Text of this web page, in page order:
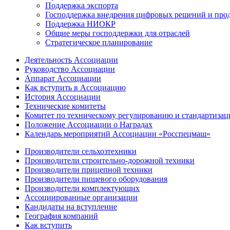
Поддержка экспорта
Господдержка внедрения цифровых решений и
Поддержка НИОКР
Общие меры господдержки для отраслей
Стратегическое планирование
Деятельность Ассоциации
Руководство Ассоциации
Аппарат Ассоциации
Как вступить в Ассоциацию
История Ассоциации
Технические комитеты
Комитет по техническому регулированию и
Положение Ассоциации о Наградах
Календарь мероприятий Ассоциации «Росспецмаш»
Производители сельхозтехники
Производители строительно-дорожной техники
Производители прицепной техники
Производители пищевого оборудования
Производители комплектующих
Ассоциированные организации
Кандидаты на вступление
География компаний
Как вступить